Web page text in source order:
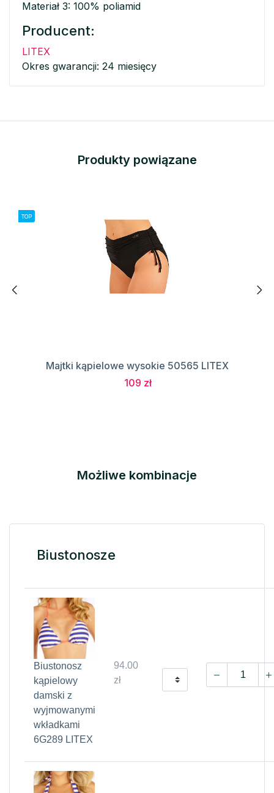
Materiał 3: 100% poliamid
Producent:
LITEX
Okres gwarancji: 24 miesięcy
Produkty powiązane
TOP
Majtki kąpielowe wysokie 50565 LITEX
109 zł
Możliwe kombinacje
Biustonosze
Biustonosz
kąpielowy
damski z
wyjmowanymi
wkładkami
6G289 LITEX
94.00
zł